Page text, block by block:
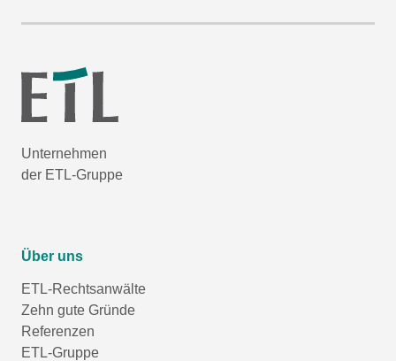
Unternehmen
der ETL-Gruppe
Über uns
ETL-Rechtsanwälte
Zehn gute Gründe
Referenzen
ETL-Gruppe